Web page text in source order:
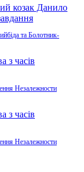
та Болотник-
Незалежности
Незалежности